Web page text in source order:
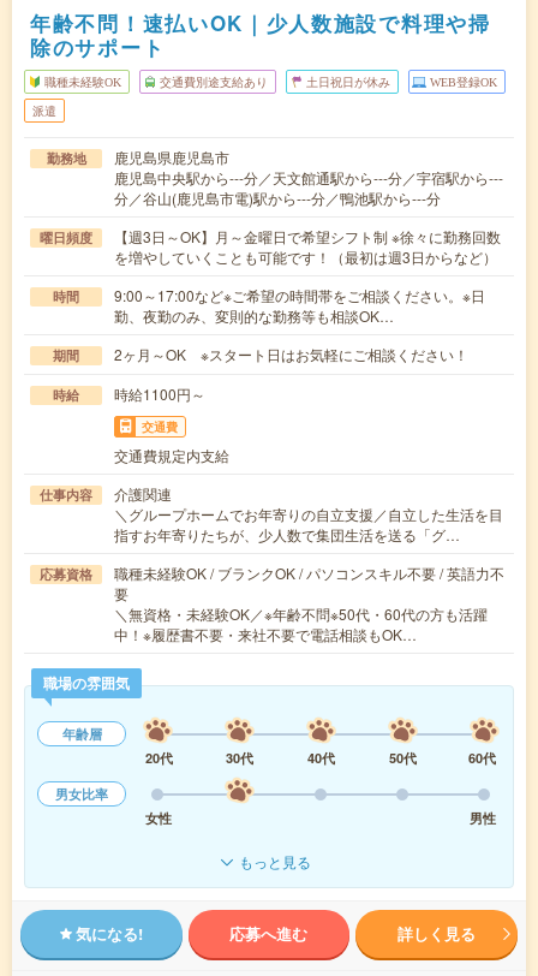
年齢不問！速払いOK｜少人数施設で料理や掃
除のサポート
職種未経験OK 交通費別途支給あり 土日祝日が休み WEB登録OK
派遣
勤務地
鹿児島県鹿児島市
鹿児島中央駅から---分／天文館通駅から---分／宇宿駅から---
分／谷山(鹿児島市電)駅から---分／鴨池駅から---分
曜日頻度
【週3日～OK】月～金曜日で希望シフト制 ※徐々に勤務回数
を増やしていくことも可能です！（最初は週3日からなど）
時間
9:00～17:00など※ご希望の時間帯をご相談ください。※日
勤、夜勤のみ、変則的な勤務等も相談OK…
期間 2ヶ月～OK ※スタート日はお気軽にご相談ください！
時給 時給1100円～
交通費
交通費規定内支給
仕事内容
介護関連
＼グループホームでお年寄りの自立支援／自立した生活を目
指すお年寄りたちが、少人数で集団生活を送る「グ…
応募資格
職種未経験OK / ブランクOK / パソコンスキル不要 / 英語力不
要
＼無資格・未経験OK／※年齢不問※50代・60代の方も活躍
中！※履歴書不要・来社不要で電話相談もOK…
職場の雰囲気
年齢層
20代
30代 40代 50代
60代
男女比率
女性
男性
もっと見る
気になる! 応募へ進む 詳しく見る